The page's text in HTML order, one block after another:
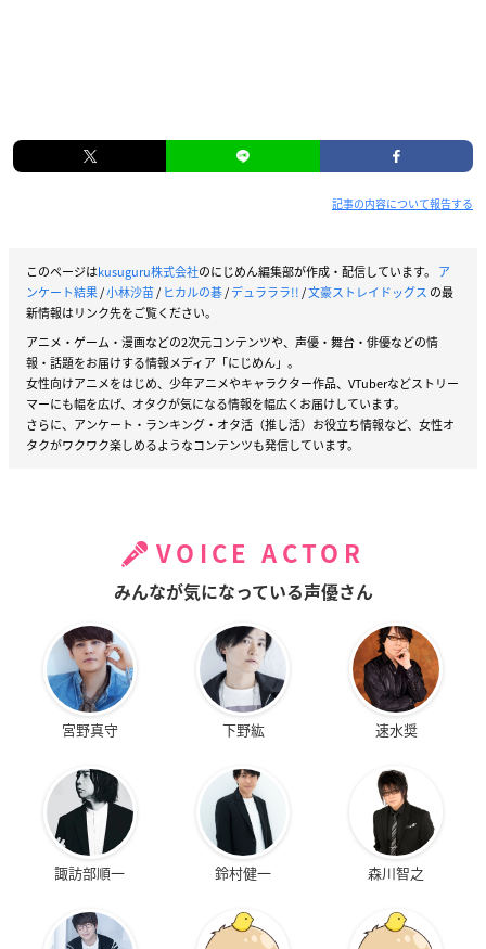
記事の内容について報告する
このページはkusuguru株式会社のにじめん編集部が作成・配信しています。 ア
ンケート結果/小林沙苗/ ヒカルの碁/デュラララ!!/文豪ストレイドッグス の最
新情報はリンク先をご覧ください。
アニメ・ゲーム・漫画などの2次元コンテンツや、声優・舞台・俳優などの情
報・話題をお届けする情報メディア「にじめん」。
女性向けアニメをはじめ、少年アニメやキャラクター作品、VTuberなどストリー
マーにも幅を広げ、オタクが気になる情報を幅広くお届けしています。
さらに、アンケート・ランキング・オタ活（推し活）お役立ち情報など、女性オ
タクがワクワク楽しめるようなコンテンツも発信しています。
VOICE ACTOR
みんなが気になっている声優さん
宮野真守 下野紘 速水奨
諏訪部順一 鈴村健一 森川智之